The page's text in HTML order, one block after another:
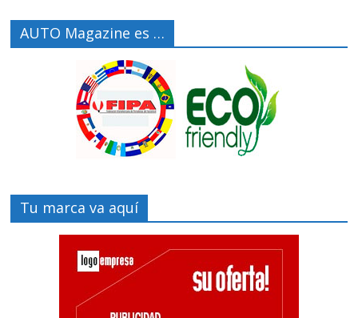
AUTO Magazine es …
Tu marca va aquí